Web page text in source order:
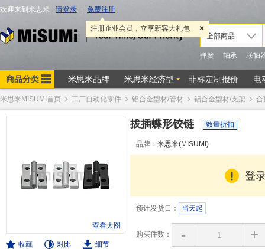
米思米MISUMI首页 工厂自动化零件 铝合金型材/管材 铝合金型材/支架 合
查看大图
收藏 对比
细节
拔插蝶形铰链 数量折扣
品牌： 米思米(MISUMI)
登
预计发货日： 当天起
购买件数： - +